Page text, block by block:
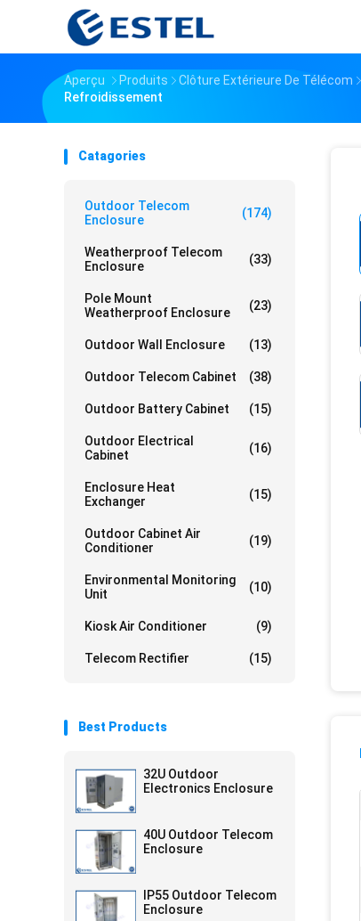
Aperçu Produits Clôture Extérieure De Télécom
Refroidissement
Catagories
Outdoor Telecom
Enclosure
(174)
Weatherproof Telecom
Enclosure
(33)
Pole Mount
Weatherproof Enclosure
(23)
Outdoor Wall Enclosure (13)
Outdoor Telecom Cabinet (38)
Outdoor Battery Cabinet (15)
Outdoor Electrical
Cabinet
(16)
Enclosure Heat
Exchanger
(15)
Outdoor Cabinet Air
Conditioner
(19)
Environmental Monitoring
Unit
(10)
Kiosk Air Conditioner (9)
Telecom Rectifier (15)
Best Products
32U Outdoor
Electronics Enclosure
40U Outdoor Telecom
Enclosure
IP55 Outdoor Telecom
Enclosure